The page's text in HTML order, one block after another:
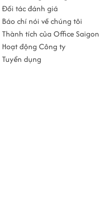
Đối tác đánh giá
Báo chí nói về chúng tôi
Thành tích của Office Saigon
Hoạt động Công ty
Tuyển dụng